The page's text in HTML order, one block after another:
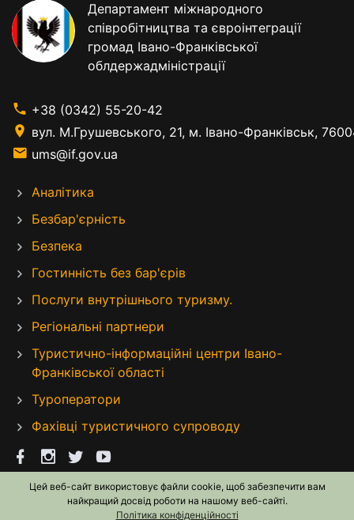
Цей веб-сайт використовує файли cookie, щоб забезпечити вам
найкращий досвід роботи на нашому веб-сайті.
Політика конфіденційності
Департамент міжнародного
співробітництва та євроінтеграції
громад Івано-Франківської
облдержадміністрації
+38 (0342) 55-20-42
вул. М.Грушевського, 21, м. Івано-Франківськ,
ums@if.gov.ua
Аналітика
Безбар'єрність
Безпека
Гостинність без бар'єрів
Послуги внутрішнього туризму.
Регіональні партнери
Туристично-інформаційні центри Івано-
Франківської області
Туроператори
Фахівці туристичного супроводу